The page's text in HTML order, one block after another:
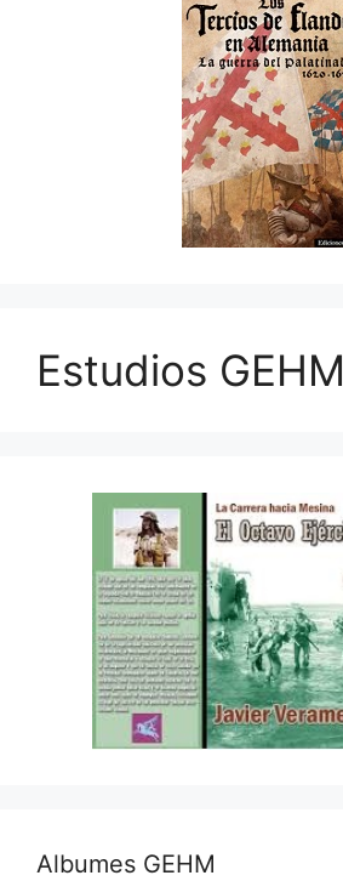
Estudios GEHM
Albumes GEHM